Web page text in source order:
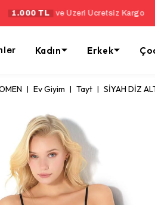
ve Üzeri Ücretsiz Kargo |
Kadın Erkek
Ev Giyim Tayt SİYAH DİZ